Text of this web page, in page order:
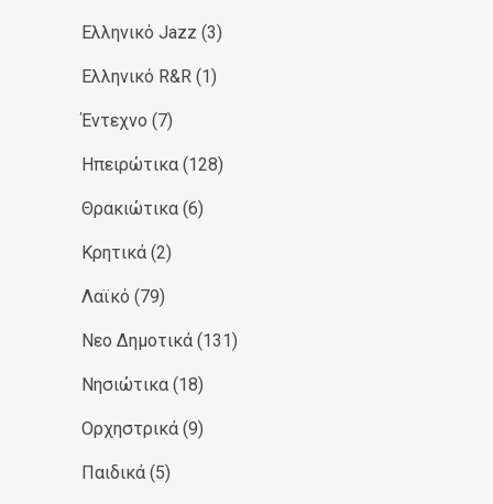
Ελληνικό Jazz (3)
Ελληνικό R&R (1)
Έντεχνο (7)
Ηπειρώτικα (128)
Θρακιώτικα (6)
Κρητικά (2)
Λαϊκό (79)
Νεο Δημοτικά (131)
Νησιώτικα (18)
Ορχηστρικά (9)
Παιδικά (5)